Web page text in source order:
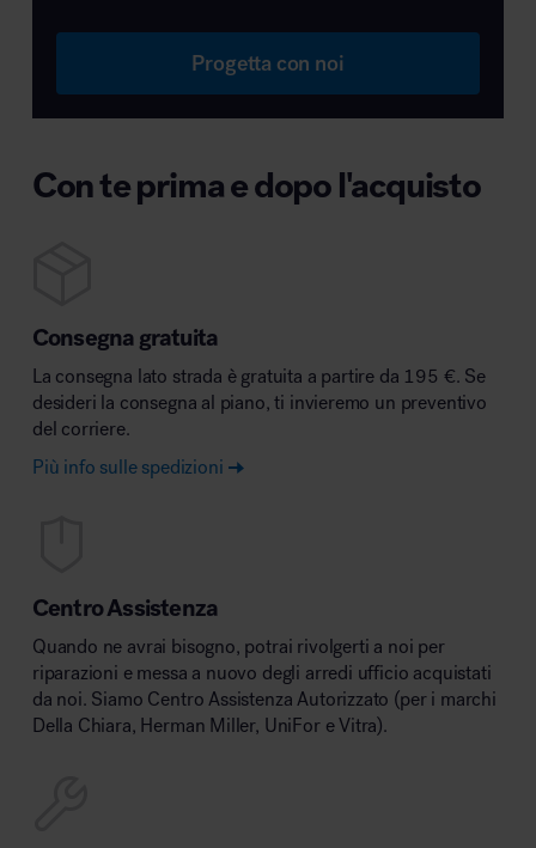
Progetta con noi
Con te prima e dopo l'acquisto
Consegna gratuita
La consegna lato strada è gratuita a partire da 195 €. Se
desideri la consegna al piano, ti invieremo un preventivo
del corriere.
Più info sulle spedizioni
Centro Assistenza
Quando ne avrai bisogno, potrai rivolgerti a noi per
riparazioni e messa a nuovo degli arredi ufficio acquistati
da noi. Siamo Centro Assistenza Autorizzato (per i marchi
Della Chiara, Herman Miller, UniFor e Vitra).